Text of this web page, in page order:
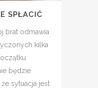
SPŁACIĆ
brat odmawia
kilka
będzie
sytuacja jest